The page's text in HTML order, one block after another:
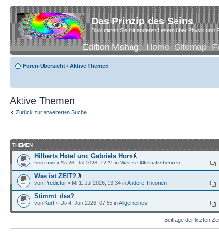
Das Prinzip des Seins
Diskutieren Sie mit anderen Lesern über Physik und
Edition Mahag:Home Sitemap
Foren-Übersicht • Aktive Themen
Aktive Themen
Zurück zur erweiterten Suche
THEMEN
Hilberts Hotel und Gabriels Horn
von rmw » So 26. Jul 2026, 12:21 in Weitere Alternativtheorien
Was ist ZEIT?
von Predictor » Mi 1. Jul 2026, 13:34 inAndere Theorien
Stimmt_das?
von Kurt » Do 4. Jun 2026, 07:55 inAllgemeines
Beiträge der letzten